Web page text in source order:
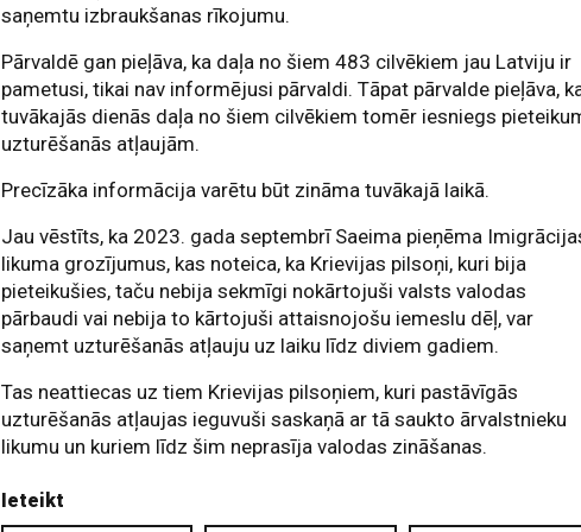
saņemtu izbraukšanas rīkojumu.
Pārvaldē gan pieļāva, ka daļa no šiem 483 cilvēkiem jau Latviju ir
pametusi, tikai nav informējusi pārvaldi. Tāpat pārvalde pieļāva,
tuvākajās dienās daļa no šiem cilvēkiem tomēr iesniegs
uzturēšanās atļaujām.
Precīzāka informācija varētu būt zināma tuvākajā laikā.
Jau vēstīts, ka 2023. gada septembrī Saeima pieņēma
likuma grozījumus, kas noteica, ka Krievijas pilsoņi, kuri bija
pieteikušies, taču nebija sekmīgi nokārtojuši valsts valodas
pārbaudi vai nebija to kārtojuši attaisnojošu iemeslu dēļ, var
saņemt uzturēšanās atļauju uz laiku līdz diviem gadiem.
Tas neattiecas uz tiem Krievijas pilsoņiem, kuri pastāvīgās
uzturēšanās atļaujas ieguvuši saskaņā ar tā saukto ārvalstnieku
likumu un kuriem līdz šim neprasīja valodas zināšanas.
Ieteikt